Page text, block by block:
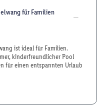
für Familien
ist ideal für Familien.
kinderfreundlicher Pool
für einen entspannten Urlaub